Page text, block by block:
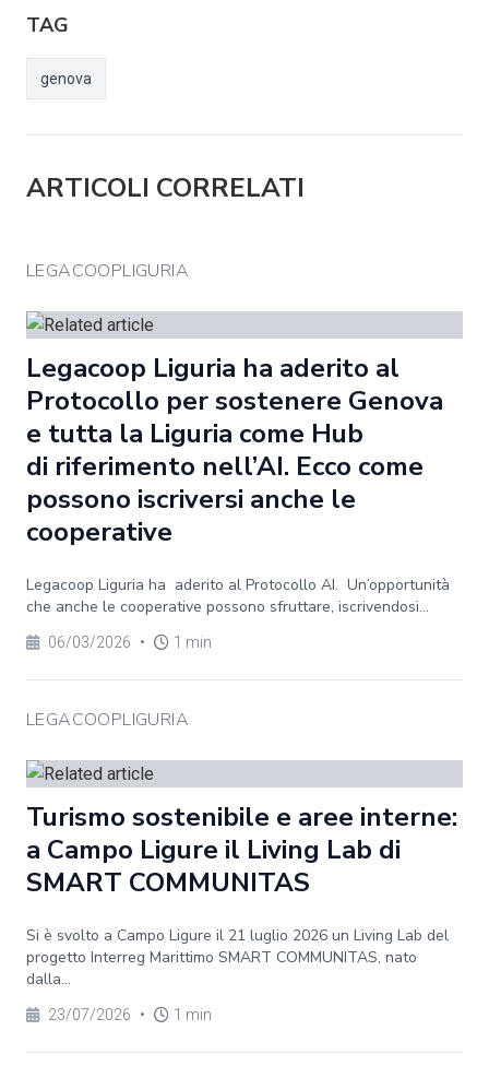
TAG
genova
ARTICOLI CORRELATI
LEGACOOPLIGURIA
Legacoop Liguria ha aderito al
Protocollo per sostenere Genova
e tutta la Liguria come Hub
di riferimento nell’AI. Ecco come
possono iscriversi anche le
cooperative
Legacoop Liguria ha aderito al Protocollo AI. Un’opportunità
che anche le cooperative possono sfruttare, iscrivendosi...
06/03/2026 • 1 min
LEGACOOPLIGURIA
Turismo sostenibile e aree interne:
a Campo Ligure il Living Lab di
SMART COMMUNITAS
Si è svolto a Campo Ligure il 21 luglio 2026 un Living Lab del
progetto Interreg Marittimo SMART COMMUNITAS, nato
dalla...
23/07/2026 • 1 min